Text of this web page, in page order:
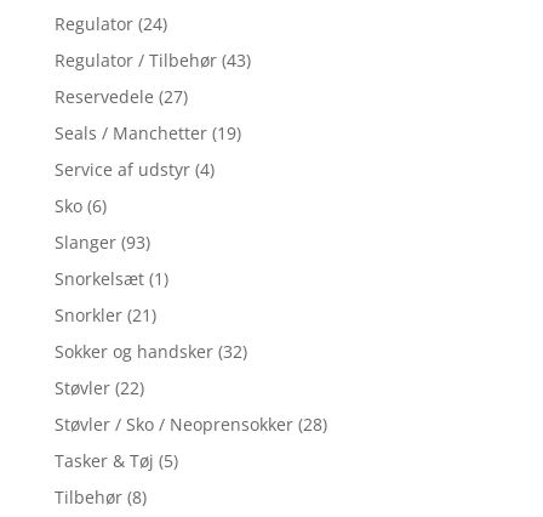
Regulator (24)
Regulator / Tilbehør (43)
Reservedele (27)
Seals / Manchetter (19)
Service af udstyr (4)
Sko (6)
Slanger (93)
Snorkelsæt (1)
Snorkler (21)
Sokker og handsker (32)
Støvler (22)
Støvler / Sko / Neoprensokker (28)
Tasker & Tøj (5)
Tilbehør (8)